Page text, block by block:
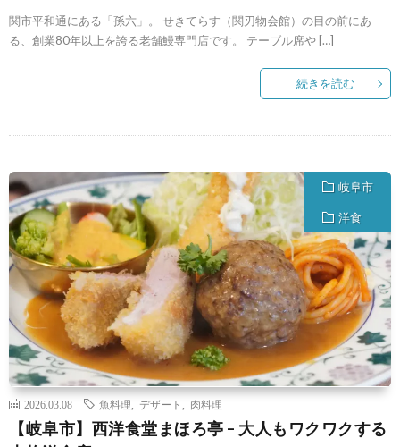
関市平和通にある「孫六」。 せきてらす（関刃物会館）の目の前にあ
る、創業80年以上を誇る老舗鰻専門店です。 テーブル席や […]
続きを読む
岐阜市
洋食
2026.03.08 魚料理 デザート 肉料理
【岐阜市】西洋食堂まほろ亭 – 大人もワクワクする